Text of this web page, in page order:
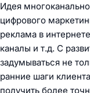
Идея
цифрового
реклама в
каналы и т.д. С
задумываться не
ранние шаги
получить более